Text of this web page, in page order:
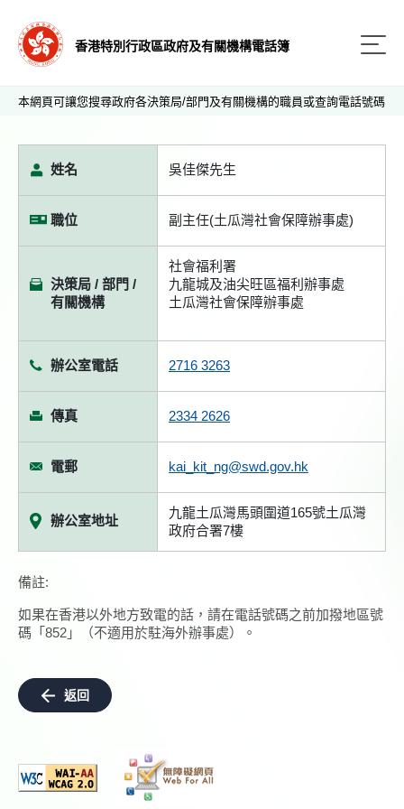
香港特別行政區政府及有關機構電話簿
本網頁可讓您搜尋政府各決策局/部門及有關機構的職員或查詢電話號碼
姓名 吳佳傑先生
職位 副主任(土瓜灣社會保障辦事處)
決策局 / 部門 /
有關機構
社會福利署
九龍城及油尖旺區福利辦事處
土瓜灣社會保障辦事處
辦公室電話 2716 3263
傳真 2334 2626
電郵 kai_kit_ng@swd.gov.hk
辦公室地址
九龍土瓜灣馬頭圍道165號土瓜灣
政府合署7樓
備註:
如果在香港以外地方致電的話，請在電話號碼之前加撥地區號
碼「852」（不適用於駐海外辦事處）。
返回